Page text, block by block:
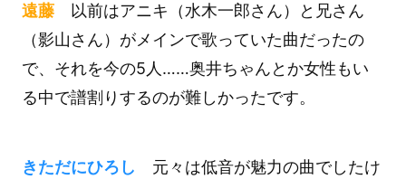
遠藤以前はアニキ（水木一郎さん）と兄さん
（影山さん）がメインで歌っていた曲だったの
で、それを今の5人……奥井ちゃんとか女性もい
る中で譜割りするのが難しかったです。
きただにひろし 元々は低音が魅力の曲でしたけ